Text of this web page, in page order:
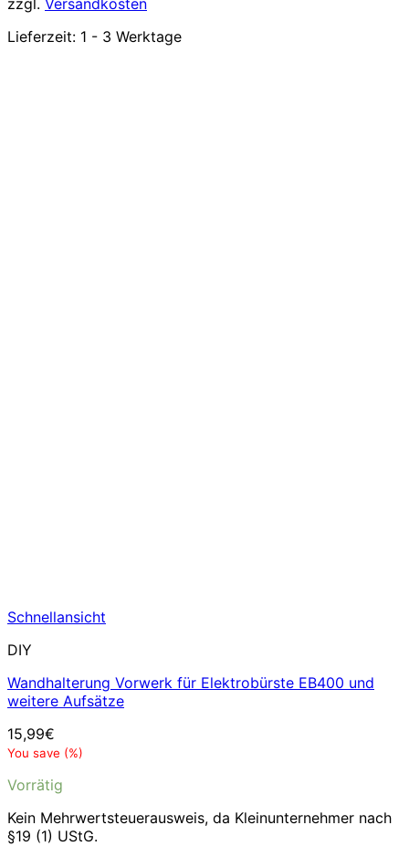
zzgl. Versandkosten
Lieferzeit: 1 - 3 Werktage
Schnellansicht
DIY
Wandhalterung Vorwerk für Elektrobürste EB400 und
weitere Aufsätze
15,99€
You save (%)
Vorrätig
Kein Mehrwertsteuerausweis, da Kleinunternehmer nach
§19 (1) UStG.